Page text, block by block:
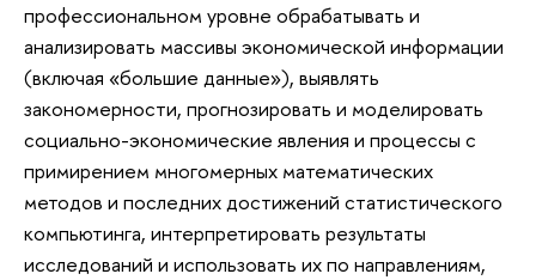
профессиональном уровне обрабатывать и
анализировать массивы экономической информации
(включая «большие данные»), выявлять
закономерности, прогнозировать и моделировать
социально-экономические явления и процессы с
примирением многомерных математических
методов и последних достижений статистического
компьютинга, интерпретировать результаты
исследований и использовать их по направлениям,